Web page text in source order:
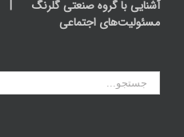
آشنایی با گروه صنعتی گلرنگ
مسئولیت‌های اجتماعی
جستجو
برای: